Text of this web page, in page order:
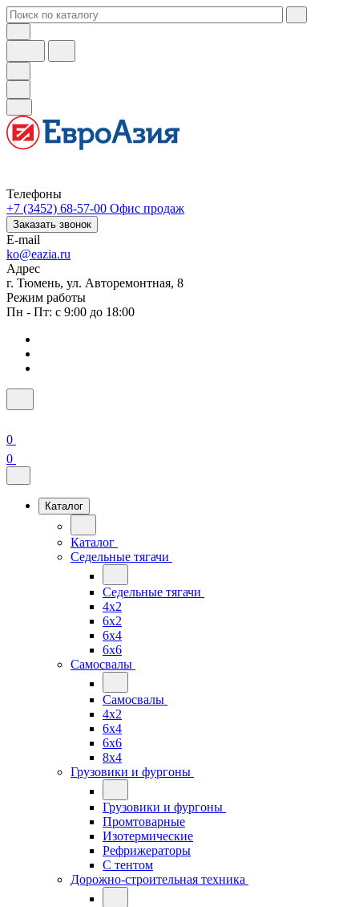
Телефоны
+7 (3452) 68-57-00 Офис продаж
Заказать звонок
E-mail
ko@eazia.ru
Адрес
г. Тюмень, ул. Авторемонтная, 8
Режим работы
Пн - Пт: с 9:00 до 18:00
0
0
Каталог
Каталог
Седельные тягачи
Седельные тягачи
4x2
6x2
6x4
6x6
Самосвалы
Самосвалы
4x2
6x4
6x6
8x4
Грузовики и фургоны
Грузовики и фургоны
Промтоварные
Изотермические
Рефрижераторы
С тентом
Дорожно-строительная техника